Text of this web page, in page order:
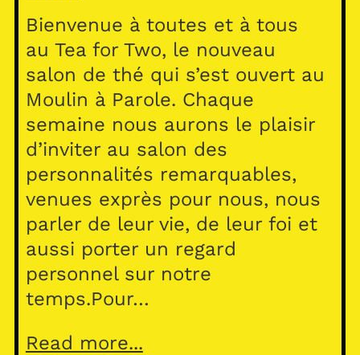
Bienvenue à toutes et à tous
au Tea for Two, le nouveau
salon de thé qui s’est ouvert au
Moulin à Parole. Chaque
semaine nous aurons le plaisir
d’inviter au salon des
personnalités remarquables,
venues exprès pour nous, nous
parler de leur vie, de leur foi et
aussi porter un regard
personnel sur notre
temps.Pour…
Read more...